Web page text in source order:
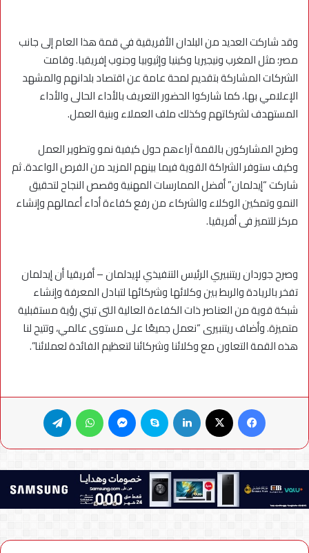
وقد شاركت العديد من البلدان الأفريقية في قمة هذا العام إلى جانب
مصر؛ مثل المغرب ونيجيريا وكينيا وإثيوبيا وجنوب إفريقيا. وقامت
الشركات المشاركة بتقديم لمحة عامة عن اقتصاد بلدانهم والمشهد
الإعلامي بها، كما شاركوا الحضور التعريف بالأداء الحالى والأداء
المستهدف لشركاتهم وكذلك ملف العملاء وبنية العمل.
وطرح المشاركون بالقمة آراءهم حول كيفية نمو وتطوير العمل
وكيف ستوفر الشراكة القوية فيما بينهم المزيد من الفرص الواعدة. ثم
شاركت “إيدلمان” أفضل الممارسات المهنية وقصص النجاح لتحقيق
النمو وتمكين الوكلاء والشركاء من رفع كفاءة أداء أعمالهم وإنشاء
مركز للتميز فى أفريقيا.
وصرح جوردان ريتنبيري الرئيس التنفيذي لإيدلمان – أفريقيا أن إيدلمان
تفخر بالريادة والربط بين وكلائها وشركائها لتبادل المعرفة وإنشاء
شبكة قوية من العناصر ذات الكفاءة العالية التى تبني رؤية مستقبلية
متميزة. وأضاف ريتنبيرى “نعمل جميعًا على مستوى عالمي، وتتيح لنا
هذه القمة التعاون مع وكلائنا وشركائنا لتعظيم الفائدة لعملائنا”.
فيسبوك لينكدإن سكايب ماسنجر واتساب